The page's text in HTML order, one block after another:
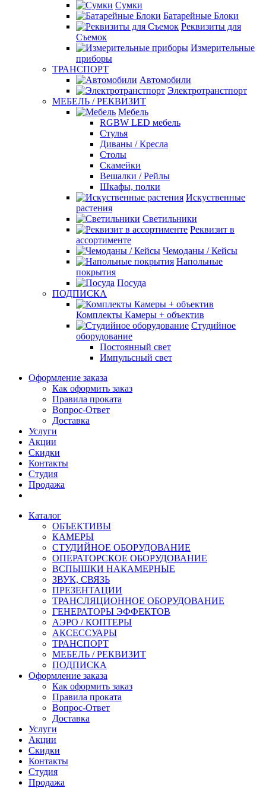
Сумки
Батарейные Блоки
Реквизиты для
Съемок
Измерительные
приборы
ТРАНСПОРТ
Автомобили
Электротранстпорт
МЕБЕЛЬ / РЕКВИЗИТ
Мебель
RGBW LED мебель
Стулья
Диваны / Кресла
Столы
Скамейки
Вешалки / Рейлы
Шкафы, полки
Искуственные
растения
Светильники
Реквизит в
ассортименте
Чемоданы / Кейсы
Напольные
покрытия
Посуда
ПОДПИСКА
Комплекты Камеры + объектив
Студийное
оборудование
Постоянный свет
Импульсный свет
Оформление заказа
Как оформить заказ
Правила проката
Вопрос-Ответ
Доставка
Услуги
Акции
Скидки
Контакты
Студия
Продажа
Каталог
ОБЪЕКТИВЫ
КАМЕРЫ
СТУДИЙНОЕ ОБОРУДОВАНИЕ
ОПЕРАТОРСКОЕ ОБОРУДОВАНИЕ
ВСПЫШКИ НАКАМЕРНЫЕ
ЗВУК, СВЯЗЬ
ПРЕЗЕНТАЦИИ
ТРАНСЛЯЦИОННОЕ ОБОРУДОВАНИЕ
ГЕНЕРАТОРЫ ЭФФЕКТОВ
АЭРО / КОПТЕРЫ
АКСЕССУАРЫ
ТРАНСПОРТ
МЕБЕЛЬ / РЕКВИЗИТ
ПОДПИСКА
Оформление заказа
Как оформить заказ
Правила проката
Вопрос-Ответ
Доставка
Услуги
Акции
Скидки
Контакты
Студия
Продажа